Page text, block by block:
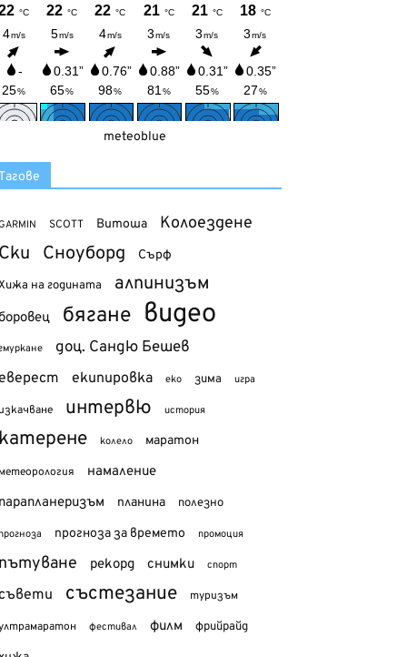
meteoblue
SCOTT Витоша Колоездене
Сноуборд Сърф
на годината алпинизъм
бягане видео
доц. Сандю Бешев
екипировка еко зима игра
интервю история
колело маратон
намаление
планина полезно
прогноза за времето промоция
рекорд снимки спорт
състезание туризъм
фестивал филм фрийрайд